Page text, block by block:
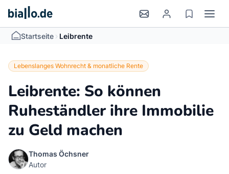
Startseite > Leibrente
Lebenslanges Wohnrecht & monatliche Rente
Leibrente: So können
Ruheständler ihre Immobilie
zu Geld machen
Thomas Öchsner
Autor